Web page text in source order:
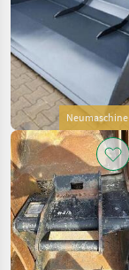
Neumaschine